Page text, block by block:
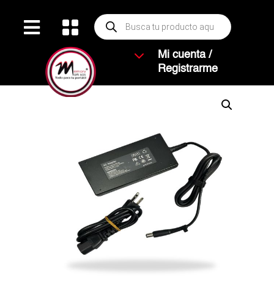
  Búsqueda
de
productos
3
Mi cuenta /
Registrarme